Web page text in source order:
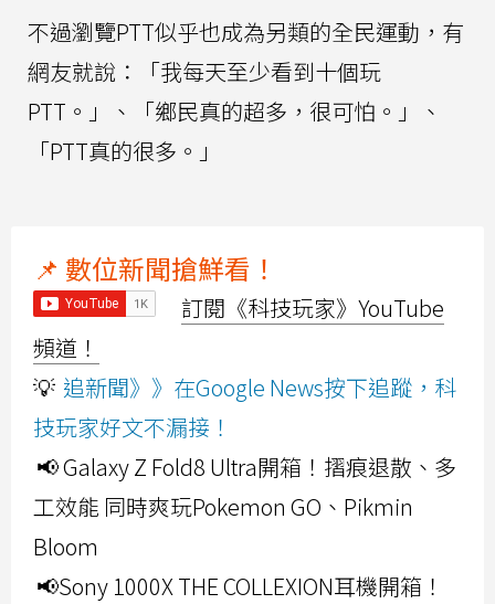
不過瀏覽PTT似乎也成為另類的全民運動，有
網友就說：「我每天至少看到十個玩
PTT。」、「鄉民真的超多，很可怕。」、
「PTT真的很多。」
📌 數位新聞搶鮮看！
訂閱《科技玩家》YouTube
頻道！
💡 追新聞》》在Google News按下追蹤，科
技玩家好文不漏接！
📢 Galaxy Z Fold8 Ultra開箱！摺痕退散、多
工效能 同時爽玩Pokemon GO、Pikmin
Bloom
📢Sony 1000X THE COLLEXION耳機開箱！